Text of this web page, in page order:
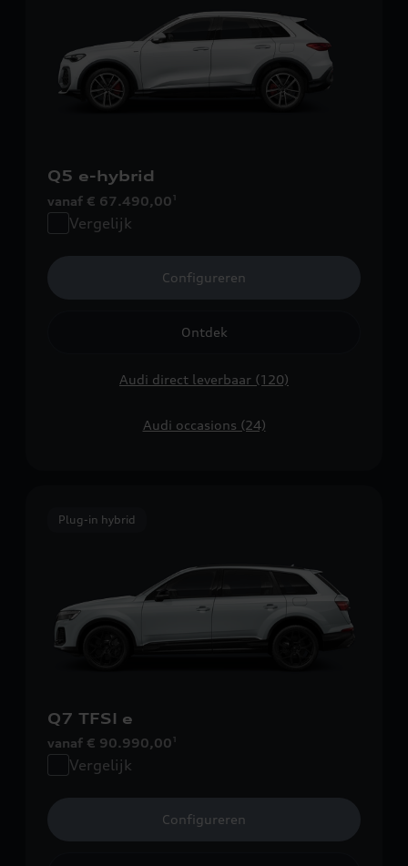
Q5 e-hybrid
vanaf € 67.490,00 1
Vergelijk
Configureren
Ontdek
Audi direct leverbaar (120)
Audi occasions (24)
Plug-in hybrid
Q7 TFSI e
vanaf € 90.990,00 1
Vergelijk
Configureren